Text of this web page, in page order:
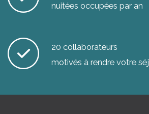
nuitées occupées par an
20 collaborateurs
motivés à rendre votre